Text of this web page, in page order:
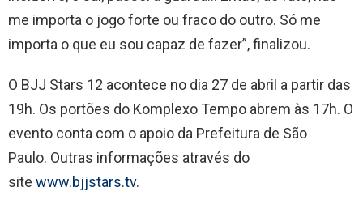
me importa o jogo forte ou fraco do outro. Só me
importa o que eu sou capaz de fazer”, finalizou.
O BJJ Stars 12 acontece no dia 27 de abril a partir das
19h. Os portões do Komplexo Tempo abrem às 17h. O
evento conta com o apoio da Prefeitura de São
Paulo. Outras informações através do
site www.bjjstars.tv.